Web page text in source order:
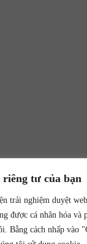
tư của bạn
trải nghiệm duyệt
được cá nhân hóa và
Bằng cách nhấp vào